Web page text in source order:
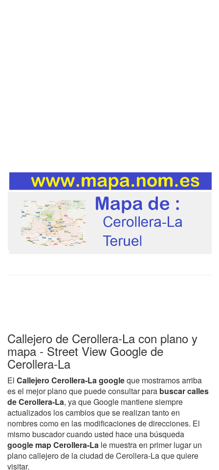
Callejero de Cerollera-La con plano y
mapa - Street View Google de
Cerollera-La
El Callejero Cerollera-La googleque mostramos arriba
es el mejor plano que puede consultar para buscar calles
de Cerollera-La, ya que Google mantiene siempre
actualizados los cambios que se realizan tanto en
nombres como en las modificaciones de direcciones. El
mismo buscador cuando usted hace una búsqueda
google map Cerollera-La le muestra en primer lugar un
plano callejero de la ciudad de Cerollera-La que quiere
visitar.